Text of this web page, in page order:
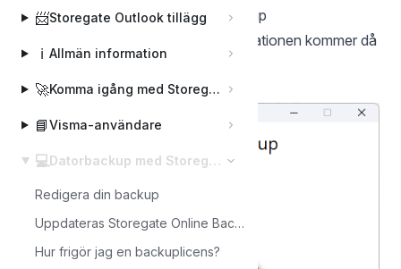
📨Storegate Outlook tillägg
ℹ️ Allmän information
🚀 Komma igång med Storegate
📘Visma-användare
💻 Datorbackup med Storegate Online Backup
Redigera din backup
Uppdateras Storegate Online Backup automatiskt?
Hur frigör jag en backuplicens?
Börja med att ladda nerOnline Backup
Starta filen som du laddat ner. Installationen kommer då
Tryck nästa